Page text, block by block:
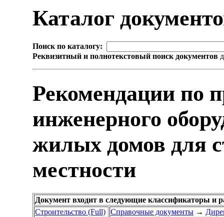
Каталог
Поиск по каталогу:
Реквизитный и полнотекстовый поиск документов
Рекомендации по
инженерного
жилых домов для
местности
Документ входит в следующие классификаторы и
Строительство (Full) Справочные документы →